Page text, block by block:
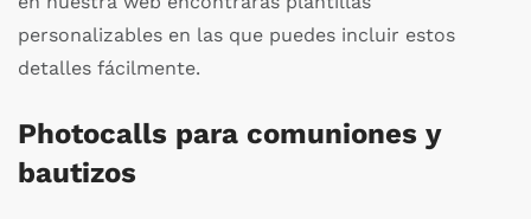
personalizables en las que puedes incluir estos
detalles fácilmente.
Photocalls para comuniones y
bautizos